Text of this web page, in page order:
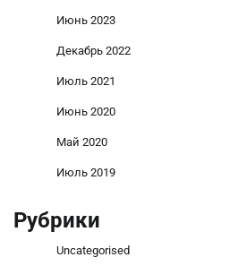
Июнь 2023
Декабрь 2022
Июль 2021
Июнь 2020
Май 2020
Июль 2019
Рубрики
Uncategorised